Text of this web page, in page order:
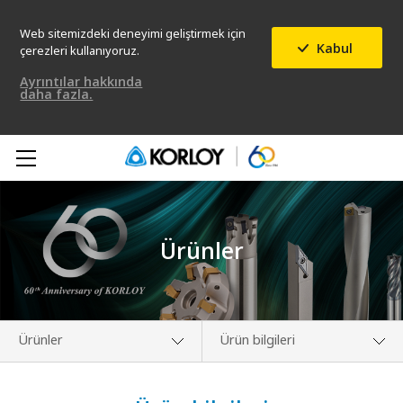
Web sitemizdeki deneyimi geliştirmek için
çerezleri kullanıyoruz.
Kabul
Ayrıntılar hakkında
daha fazla.
Ürünler
Ürünler Ürün bilgileri
Yeni Ürün Haberleri